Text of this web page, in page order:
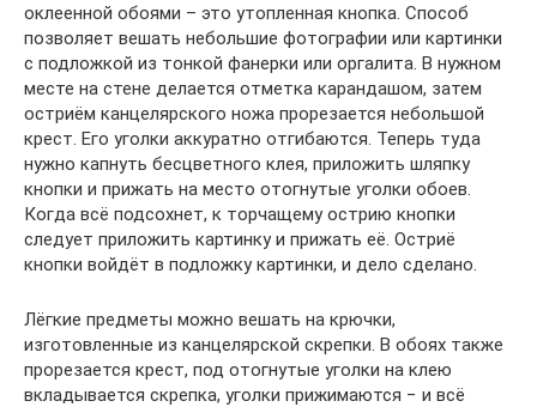
оклеенной обоями – это утопленная кнопка. Способ
позволяет вешать небольшие фотографии или картинки
с подложкой из тонкой фанерки или оргалита. В нужном
месте на стене делается отметка карандашом, затем
остриём канцелярского ножа прорезается небольшой
крест. Его уголки аккуратно отгибаются. Теперь туда
нужно капнуть бесцветного клея, приложить шляпку
кнопки и прижать на место отогнутые уголки обоев.
Когда всё подсохнет, к торчащему острию кнопки
следует приложить картинку и прижать её. Остриё
кнопки войдёт в подложку картинки, и дело сделано.
Лёгкие предметы можно вешать на крючки,
изготовленные из канцелярской скрепки. В обоях также
прорезается крест, под отогнутые уголки на клею
вкладывается скрепка, уголки прижимаются − и всё